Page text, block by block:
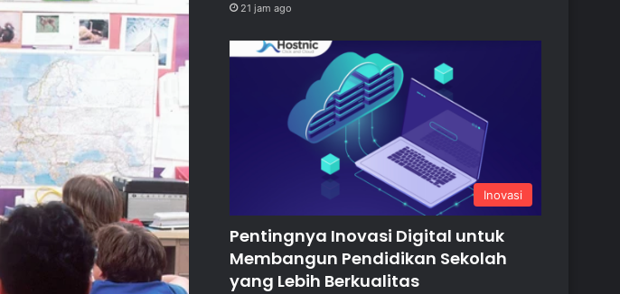
21 jam ago
Inovasi
Pentingnya Inovasi Digital untuk
Membangun Pendidikan Sekolah
yang Lebih Berkualitas